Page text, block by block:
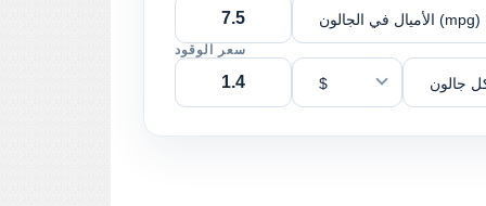
الأميال في الجالون (mpg)
سعر الوقود
$ جالون